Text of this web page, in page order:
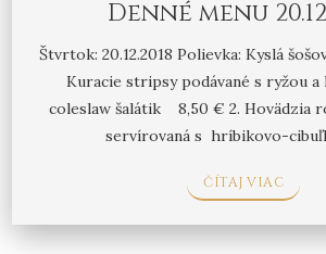
Denné menu
Štvrtok: 20.12.2018 Polievka: Kyslá
Kuracie stripsy podávané s ryžou a
coleslaw šalátik 8,50 € 2. Hovädzia
servírovaná s hríbikovo-
ČÍTAJ VIAC